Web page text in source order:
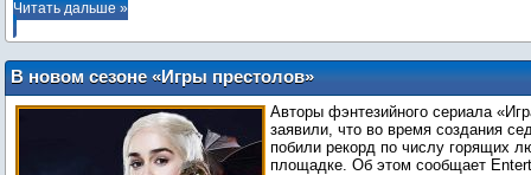
Читать дальше »
В новом сезоне «Игры престолов»
подожгли рекордное число людей
Авторы фэнтезийного сериала
заявили, что во время создания
побили рекорд по числу горящих
площадке. Об этом сообщает